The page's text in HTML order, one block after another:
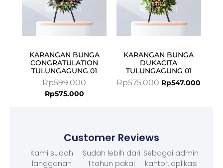
KARANGAN BUNGA
CONGRATULATION
TULUNGAGUNG 01
Rp599.000
Rp575.000
KARANGAN BUNGA
DUKACITA
TULUNGAGUNG 01
Rp575.000 Rp547.000
Customer Reviews
Kami sudah
langganan
Sudah lebih dari
1 tahun pakai
Sebagai admin
kantor, aplikasi